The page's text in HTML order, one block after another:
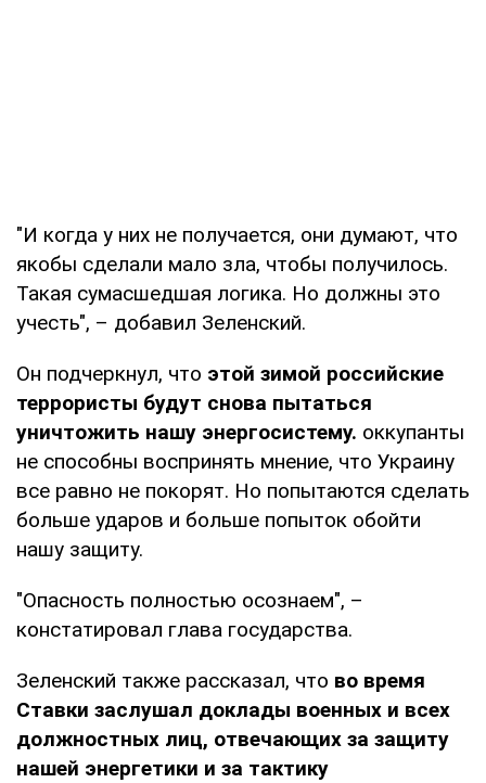
"И когда у них не получается, они думают, что
якобы сделали мало зла, чтобы получилось.
Такая сумасшедшая логика. Но должны это
учесть", – добавил Зеленский.
Он подчеркнул, что этой зимой российские
террористы будут снова пытаться
уничтожить нашу энергосистему. оккупанты
не способны воспринять мнение, что Украину
все равно не покорят. Но попытаются сделать
больше ударов и больше попыток обойти
нашу защиту.
"Опасность полностью осознаем", –
констатировал глава государства.
Зеленский также рассказал, что во время
Ставки заслушал доклады военных и всех
должностных лиц, отвечающих за защиту
нашей энергетики и за тактику